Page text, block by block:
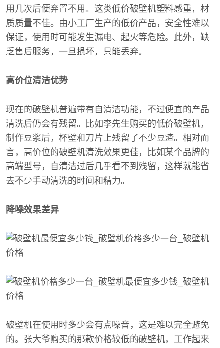
用几次后便弃置不用。这类低价破壁机塑料感重，材
质质量不佳。由小工厂生产的低价产品，安全性难以
保证，使用时可能发生漏电、起火等危险。此外，缺
乏售后服务，一旦损坏，只能丢弃。
高价位清洁优势
现在的破壁机普遍带有自清洁功能，不过便宜的产品
清洗后仍会有残留。比如李先生购买的低价破壁机，
制作豆浆后，杯壁和刀片上残留了不少豆渣。相对而
言，高价位的破壁机清洗效果更佳，比如某个品牌的
高端型号，自清洁过后几乎看不到残留，这样就能省
去不少手动清洗的时间和精力。
降噪效果差异
破壁机在使用时多少会有点噪音，这是难以完全避免
的。张大爷购买的那款价格较低的破壁机，工作起来